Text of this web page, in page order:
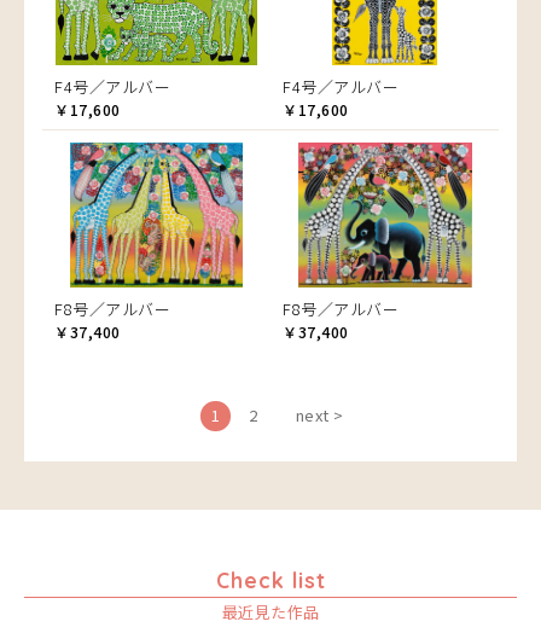
F4号／アルバー
￥17,600
F4号／アルバー
￥17,600
F8号／アルバー
￥37,400
F8号／アルバー
￥37,400
1 2 next >
Check list
最近見た作品